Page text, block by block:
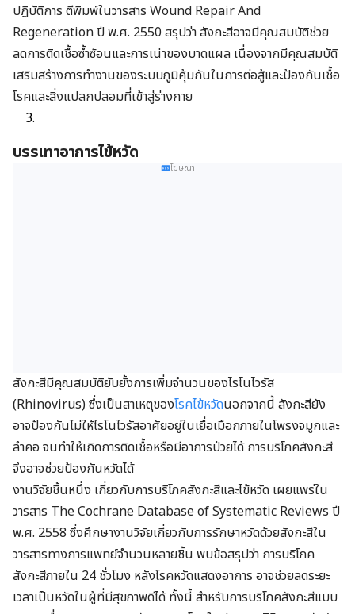
ปฏิบัติการ ตีพิมพ์ในวารสาร Wound Repair And
Regeneration ปี พ.ศ. 2550 สรุปว่า สังกะสีอาจมีคุณสมบัติช่วย
ลดการติดเชื้อซ้ำซ้อนและการเน่าของบาดแผล เนื่องจากมีคุณสมบัติ
เสริมสร้างการทำงานของระบบภูมิคุ้มกันในการต่อสู้และป้องกันเชื้อ
โรคและสิ่งแปลกปลอมที่เข้าสู่ร่างกาย
บรรเทาอาการไข้หวัด
โฆษณา
สังกะสีมีคุณสมบัติยับยั้งการเพิ่มจำนวนของไรโนไวรัส
(Rhinovirus) ซึ่งเป็นสาเหตุของโรคไข้หวัดนอกจากนี้ สังกะสียัง
อาจป้องกันไม่ให้ไรโนไวรัสอาศัยอยู่ในเยื่อเมือกภายในโพรงจมูกและ
ลำคอ จนทำให้เกิดการติดเชื้อหรือมีอาการป่วยได้ การบริโภคสังกะสี
จึงอาจช่วยป้องกันหวัดได้
งานวิจัยชิ้นหนึ่ง เกี่ยวกับการบริโภคสังกะสีและไข้หวัด เผยแพร่ใน
วารสาร The Cochrane Database of Systematic Reviews ปี
พ.ศ. 2558 ซึ่งศึกษางานวิจัยเกี่ยวกับการรักษาหวัดด้วยสังกะสีใน
วารสารทางการแพทย์จำนวนหลายชิ้น พบข้อสรุปว่า การบริโภค
สังกะสีภายใน 24 ชั่วโมง หลังโรคหวัดแสดงอาการ อาจช่วยลดระยะ
เวลาเป็นหวัดในผู้ที่มีสุขภาพดีได้ ทั้งนี้ สำหรับการบริโภคสังกะสีแบบ